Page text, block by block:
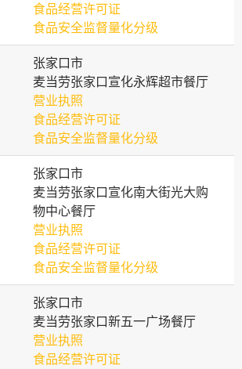
食品经营许可证
食品安全监督量化分级
张家口市
麦当劳张家口宣化永辉超市餐厅
营业执照
食品经营许可证
食品安全监督量化分级
张家口市
麦当劳张家口宣化南大街光大购
物中心餐厅
营业执照
食品经营许可证
食品安全监督量化分级
张家口市
麦当劳张家口新五一广场餐厅
营业执照
食品经营许可证